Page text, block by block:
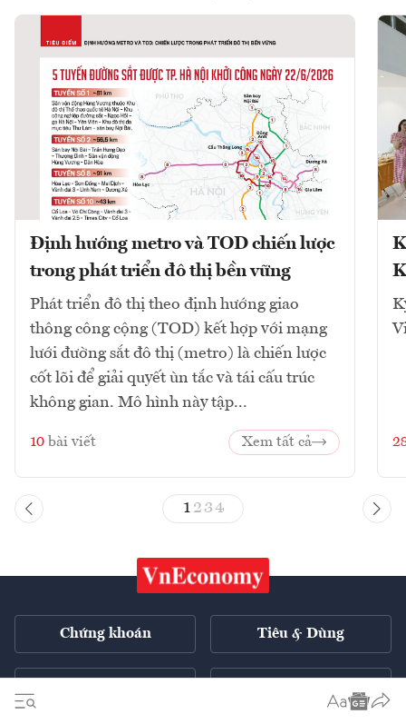
Định hướng metro và TOD chiến lược
trong phát triển đô thị bền vững
Phát triển đô thị theo định hướng giao
thông công cộng (TOD) kết hợp với mạng
lưới đường sắt đô thị (metro) là chiến lược
cốt lõi để giải quyết ùn tắc và tái cấu trúc
không gian. Mô hình này tập...
10 bài viết Xem tất cả
1 23 4
Chứng khoán Tiêu & Dùng